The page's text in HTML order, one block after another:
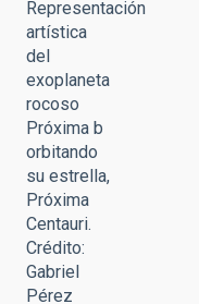
Representación
artística
del
exoplaneta
rocoso
Próxima b
orbitando
su estrella,
Próxima
Centauri.
Crédito:
Gabriel
Pérez